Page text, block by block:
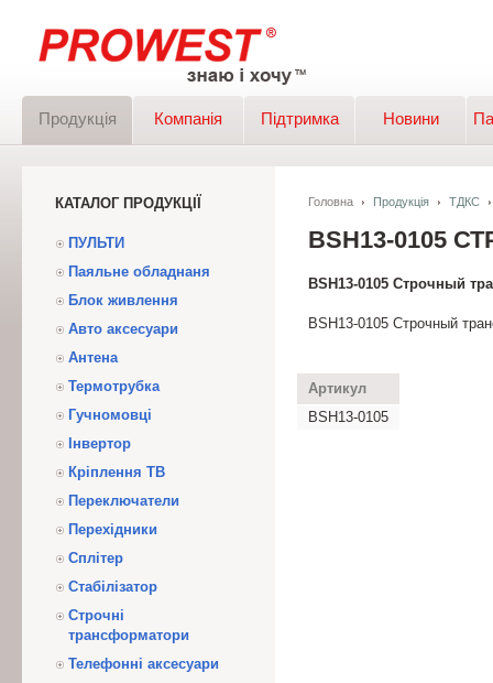
Продукція Компанія Підтримка Новини
КАТАЛОГ ПРОДУКЦІЇ
ПУЛЬТИ
Паяльне обладнаня
Блок живлення
Авто аксесуари
Антена
Термотрубка
Гучномовці
Інвертор
Кріплення ТВ
Переключатели
Перехідники
Сплітер
Стабілізатор
Строчні
трансформатори
Телефонні аксесуари
Головна Продукція ТДКС
BSH13-0105
BSH13-0105 Строчный
BSH13-0105 Строчный
Артикул
BSH13-0105